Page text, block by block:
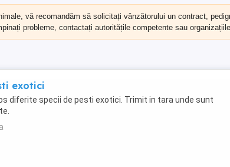
vă recomandăm să solicitați vânzătorului un contract,
probleme, contactați autoritățile competente sau
exotici
diferite specii de pesti exotici. Trimit in tara unde sunt